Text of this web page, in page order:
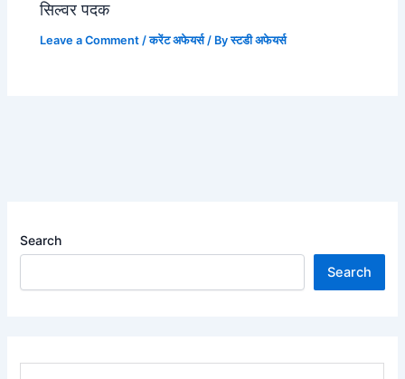
सिल्वर पदक
Leave a Comment /करेंट अफेयर्स/ Byस्टडी अफेयर्स
Search
Search